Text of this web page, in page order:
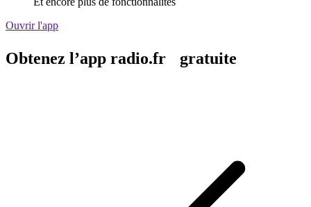
Ouvrir l'app
Obtenez l’app radio.fr gratuite